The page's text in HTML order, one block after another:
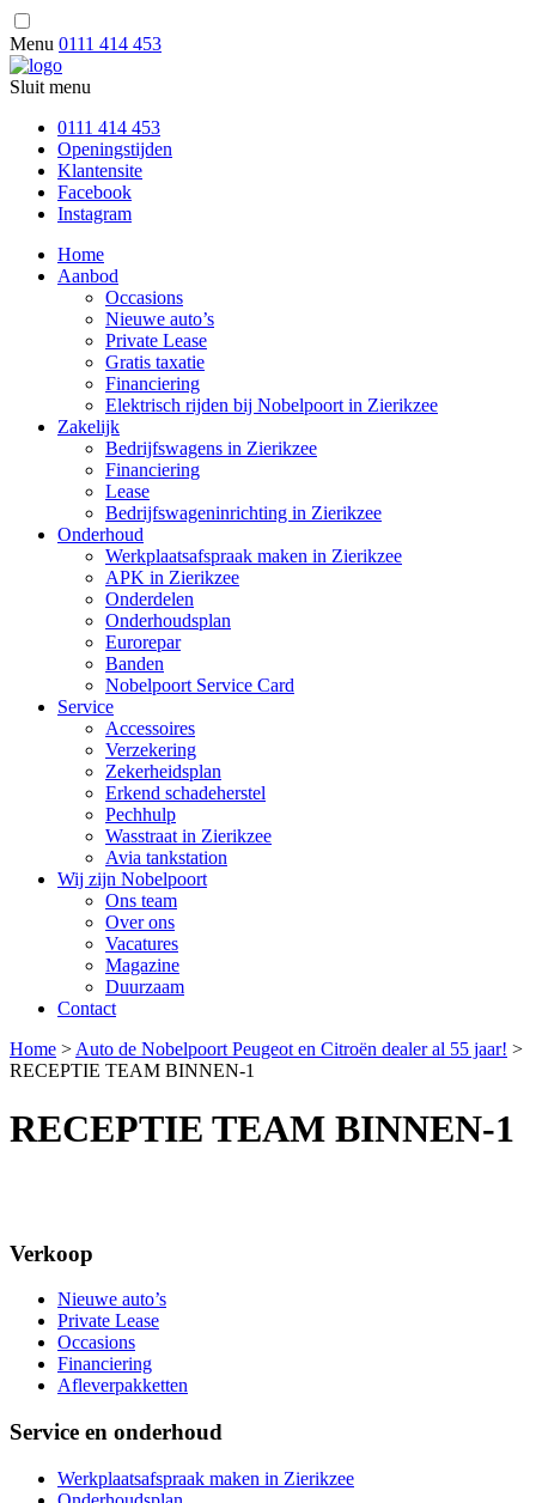
Menu 0111 414 453
Sluit menu
0111 414 453
Openingstijden
Klantensite
Facebook
Instagram
Home
Aanbod
Occasions
Nieuwe auto’s
Private Lease
Gratis taxatie
Financiering
Elektrisch rijden bij Nobelpoort in Zierikzee
Zakelijk
Bedrijfswagens in Zierikzee
Financiering
Lease
Bedrijfswageninrichting in Zierikzee
Onderhoud
Werkplaatsafspraak maken in Zierikzee
APK in Zierikzee
Onderdelen
Onderhoudsplan
Eurorepar
Banden
Nobelpoort Service Card
Service
Accessoires
Verzekering
Zekerheidsplan
Erkend schadeherstel
Pechhulp
Wasstraat in Zierikzee
Avia tankstation
Wij zijn Nobelpoort
Ons team
Over ons
Vacatures
Magazine
Duurzaam
Contact
Home > Auto de Nobelpoort Peugeot en Citroën dealer al 55 jaar! >
RECEPTIE TEAM BINNEN-1
RECEPTIE TEAM BINNEN-1
Verkoop
Nieuwe auto’s
Private Lease
Occasions
Financiering
Afleverpakketten
Service en onderhoud
Werkplaatsafspraak maken in Zierikzee